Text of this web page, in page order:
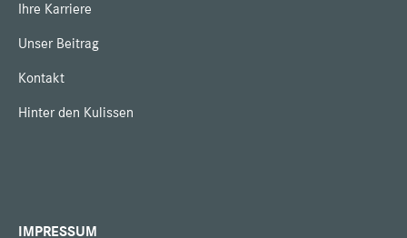
Ihre Karriere
Unser Beitrag
Kontakt
Hinter den Kulissen
IMPRESSUM